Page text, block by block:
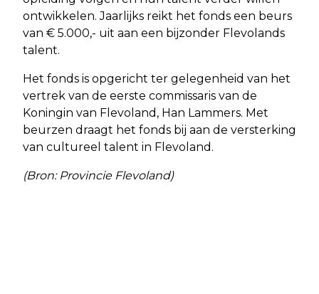
ontwikkelen. Jaarlijks reikt het fonds een beurs
van € 5.000,- uit aan een bijzonder Flevolands
talent.
Het fonds is opgericht ter gelegenheid van het
vertrek van de eerste commissaris van de
Koningin van Flevoland, Han Lammers. Met
beurzen draagt het fonds bij aan de versterking
van cultureel talent in Flevoland.
(Bron: Provincie Flevoland)